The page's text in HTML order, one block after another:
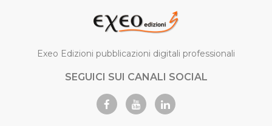
Exeo Edizioni pubblicazioni digitali professionali
SEGUICI SUI CANALI SOCIAL